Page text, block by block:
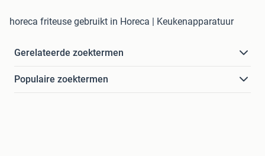
horeca friteuse gebruikt in Horeca | Keukenapparatuur
Gerelateerde zoektermen
Populaire zoektermen